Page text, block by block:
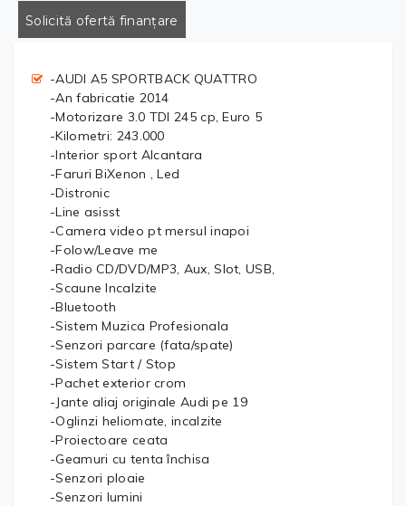
Solicită ofertă finanțare
-AUDI A5 SPORTBACK QUATTRO
-An fabricatie 2014
-Motorizare 3.0 TDI 245 cp, Euro 5
-Kilometri: 243.000
-Interior sport Alcantara
-Faruri BiXenon , Led
-Distronic
-Line asisst
-Camera video pt mersul inapoi
-Folow/Leave me
-Radio CD/DVD/MP3, Aux, Slot, USB,
-Scaune Incalzite
-Bluetooth
-Sistem Muzica Profesionala
-Senzori parcare (fata/spate)
-Sistem Start / Stop
-Pachet exterior crom
-Jante aliaj originale Audi pe 19
-Oglinzi heliomate, incalzite
-Proiectoare ceata
-Geamuri cu tenta închisa
-Senzori ploaie
-Senzori lumini